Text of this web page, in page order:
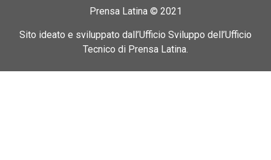
Prensa Latina © 2021
Sito ideato e sviluppato dall’Ufficio Sviluppo dell’Ufficio
Tecnico di Prensa Latina.